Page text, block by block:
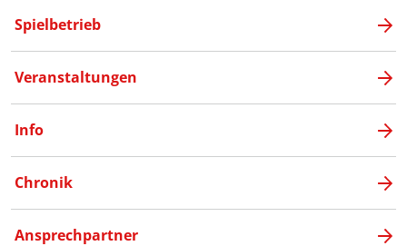
Spielbetrieb
Veranstaltungen
Info
Chronik
Ansprechpartner